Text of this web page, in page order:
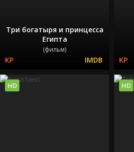
Три богатыря и принцесса
Египта
(фильм)
HD HD